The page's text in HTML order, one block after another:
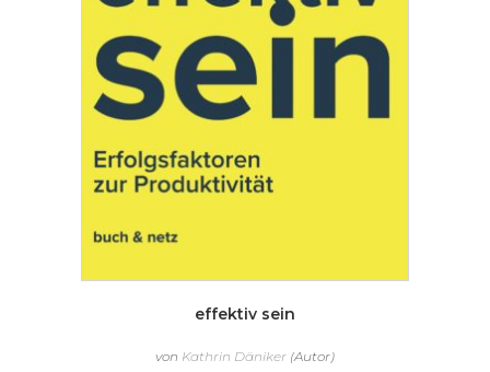
effektiv sein
von Kathrin Däniker (Autor)